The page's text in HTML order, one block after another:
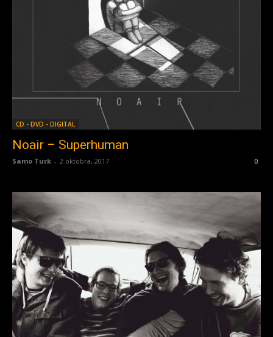
CD - DVD - DIGITAL
Noair – Superhuman
Samo Turk - 2 oktobra, 2017 0